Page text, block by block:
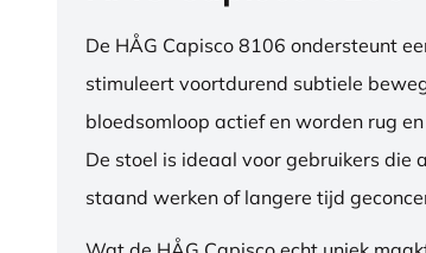
De HÅG Capisco 8106 ondersteunt
stimuleert voortdurend subtiele
bloedsomloop actief en worden rug
De stoel is ideaal voor gebruikers die
staand werken of langere tijd